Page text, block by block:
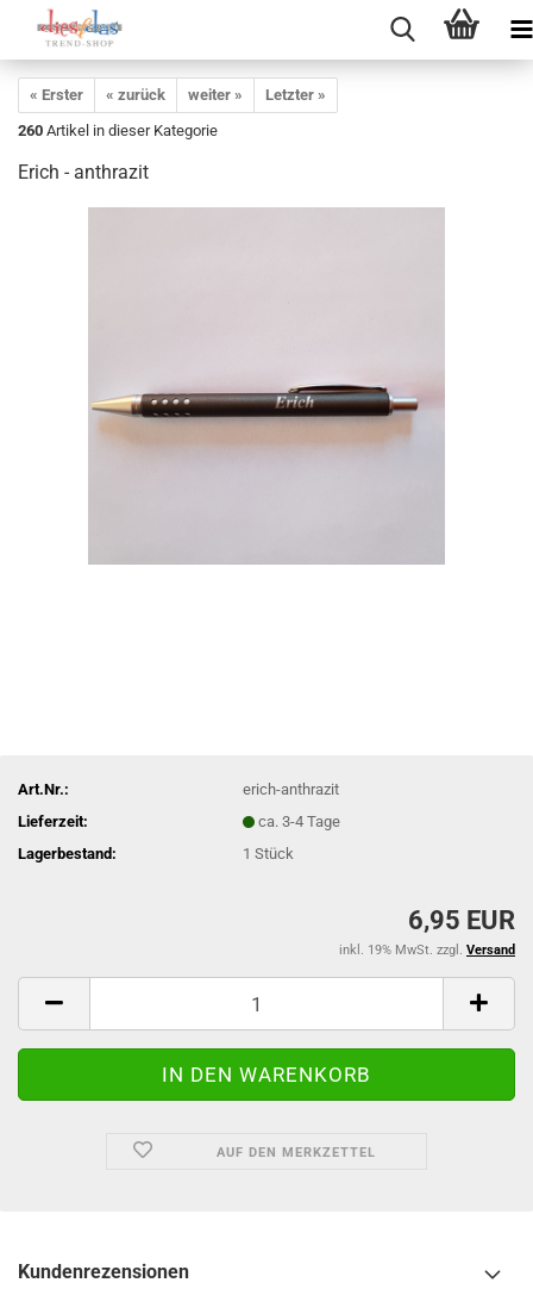
« Erster « zurück weiter »
Letzter »
260 Artikel in dieser Kategorie
Erich - anthrazit
Art.Nr.:
erich-anthrazit
Lieferzeit:
ca. 3-4 Tage
Lagerbestand:
1Stück
6,95 EUR
inkl. 19% MwSt. zzgl. Versand
AUF DEN MERKZETTEL
Kundenrezensionen